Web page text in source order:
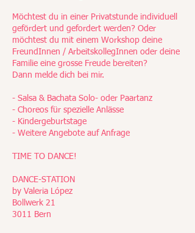
Möchtest du in einer Privatstunde individuell
gefördert und gefordert werden? Oder
möchtest du mit einem Workshop deine
FreundInnen / ArbeitskollegInnen oder deine
Familie eine grosse Freude bereiten?
Dann melde dich bei mir.
- Salsa & Bachata Solo- oder Paartanz
- Choreos für spezielle Anlässe
- Kindergeburtstage
- Weitere Angebote auf Anfrage
TIME TO DANCE!
DANCE-STATION
by Valeria López
Bollwerk 21
3011 Bern